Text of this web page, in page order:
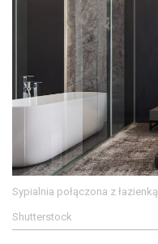
Sypialnia połączona z łazienką
Shutterstock